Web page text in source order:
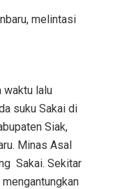
melintasi
waktu lalu
suku Sakai di
Siak,
Minas Asal
Sakai. Sekitar